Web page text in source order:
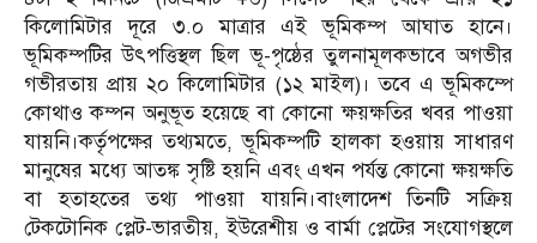
কিলোমিটার দূরে ৩.০ মাত্রার এই ভূমিকম্প আঘাত হানে।
ভূমিকম্পটির উৎপত্তিস্থল ছিল ভূ-পৃষ্ঠের তুলনামূলকভাবে অগভীর
গভীরতায় প্রায় ২০ কিলোমিটার (১২ মাইল)। তবে এ ভূমিকম্পে
কোথাও কম্পন অনুভূত হয়েছে বা কোনো ক্ষয়ক্ষতির খবর পাওয়া
যায়নি।কর্তৃপক্ষের তথ্যমতে, ভূমিকম্পটি হালকা হওয়ায় সাধারণ
মানুষের মধ্যে আতঙ্ক সৃষ্টি হয়নি এবং এখন পর্যন্ত কোনো ক্ষয়ক্ষতি
বা হতাহতের তথ্য পাওয়া যায়নি।বাংলাদেশ তিনটি সক্রিয়
টেকটোনিক প্লেট-ভারতীয়, ইউরেশীয় ও বার্মা প্লেটের সংযোগস্থলে